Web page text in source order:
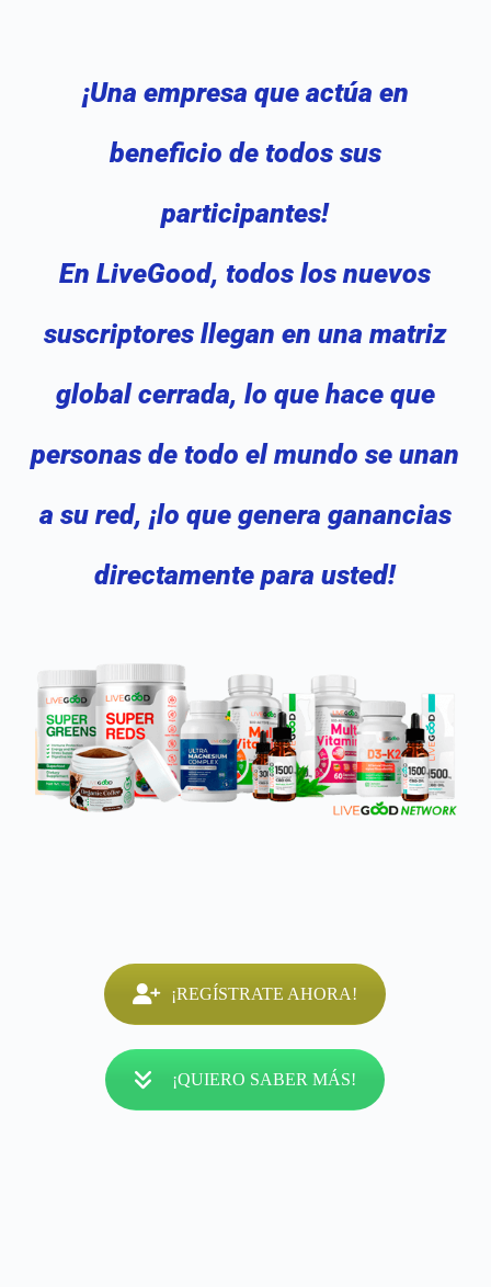
¡Una empresa que actúa en
beneficio de todos sus
participantes!
En LiveGood, todos los nuevos
suscriptores llegan en una matriz
global cerrada, lo que hace que
personas de todo el mundo se unan
a su red, ¡lo que genera ganancias
directamente para usted!
¡REGÍSTRATE AHORA!
¡QUIERO SABER MÁS!